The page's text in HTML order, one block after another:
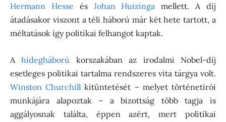
Hermann Hesse és Johan Huizinga mellett. A díj
átadásakor viszont a téli háború már két hete tartott, a
méltatások így politikai felhangot kaptak.
Ahidegháború korszakában az irodalmi Nobel-díj
esetleges politikai tartalma rendszeres vita tárgya volt.
Winston Churchill kitüntetését – melyet történetírói
munkájára alapoztak – a bizottság több tagja is
aggályosnak találta, éppen azért, mert politikai